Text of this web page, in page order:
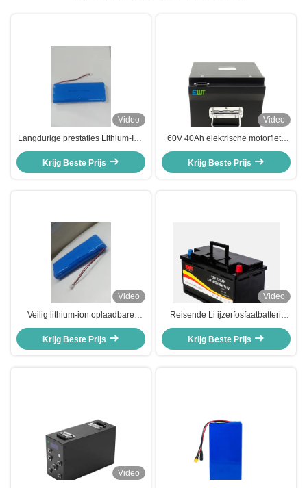
Video
Langdurige prestaties Lithium-Ion
Power Battery Pack 20°C tot 60°C
Laadstroom 2.6A
Krijg Beste Prijs
Video
60V 40Ah elektrische motorfiets
Lithium-ion batterij
Krijg Beste Prijs
Video
Veilig lithium-ion oplaadbare
batterij met overlaadbescherming
Chemische samenstelling
Lithium-ion
Krijg Beste Prijs
Video
Reisende Li ijzerfosfaatbatterij
120Ah 12.8V Lithium Ion LiFePO4
batterij
Krijg Beste Prijs
Video